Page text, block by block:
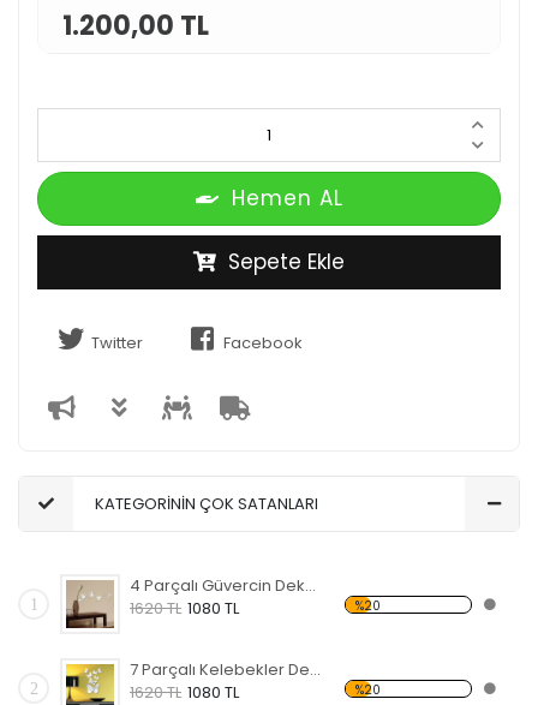
1.200,00 TL
Hemen AL
Sepete Ekle
Twitter Facebook
KATEGORİNİN ÇOK SATANLARI
1
4 Parçalı Güvercin Dekoratif Kırılmaz Ayna
1620 TL 1080 TL %20
2
7 Parçalı Kelebekler Dekoratif Kırılmaz Ayna
1620 TL 1080 TL %20